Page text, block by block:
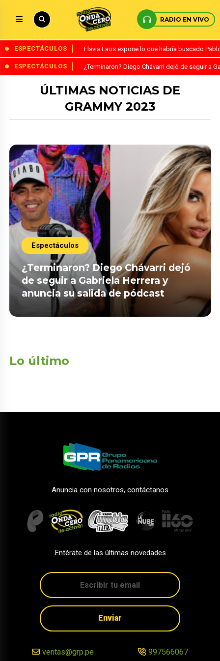
RADIO EN VIVO
ESPECTÁCULOS Flavia Laos expone lo que habría buscado
ESPECTÁCULOS ¿Terminaron? Diego Chávarri dejó de seguir a
ÚLTIMAS NOTICIAS DE
GRAMMY 2023
Espectáculos
¿Terminaron? Diego Chávarri dejó
de seguir a Gabriela Herrera y
anuncia su salida de pódcast
Lo último
Anuncia con nosotros, contáctanos
Entérate de las últimas novedades
Enviar
ventas@grp.pe 997566067